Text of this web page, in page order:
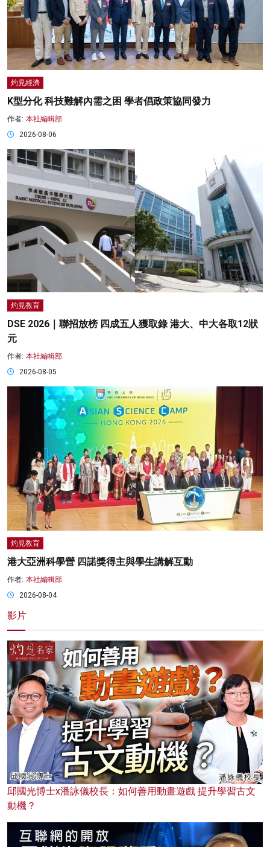
灼見經濟
K型分化 科技難解內需之困 學者倡政策協同發力
作者: 本社編輯部
2026-08-06
灼見教育
DSE 2026｜聯招放榜 四成五人獲取錄 港大、中大各取12狀
元
作者: 本社編輯部
2026-08-05
灼見教育
港大亞洲科學營 四諾獎得主與學生講解互動
作者: 本社編輯部
2026-08-04
影片
邱國光博士x潘詠儀校長：如何善用動畫遊戲 提升學習古文
動機？